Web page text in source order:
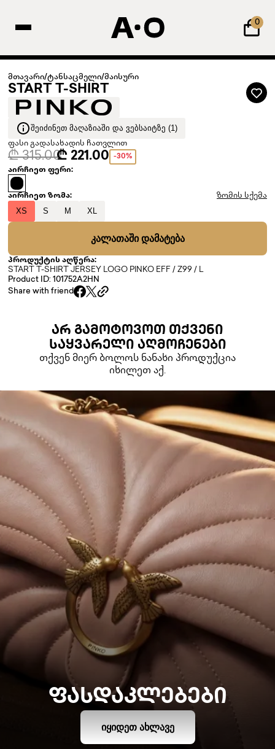
0
მთავარი/ტანსაცმელი/მაისური
START T-SHIRT
ᲨᲔᲘᲫᲘᲜᲔᲗ ᲛᲐᲦᲐᲖᲘᲐᲨᲘ ᲓᲐ ᲕᲔᲑᲡᲐᲘᲢᲖᲔ (1)
ფასი გადასახადის ჩათვლით
₾ 315.00₾ 221.00 -30%
აირჩიეთ ფერი:
აირჩიეთ ზომა: ზომის სქემა
XS S M XL
ᲙᲐᲚᲐᲗᲐᲨᲘ ᲓᲐᲛᲐᲢᲔᲑᲐ
პროდუქტის აღწერა:
START T-SHIRT JERSEY LOGO PINKO EFF / Z99 / L
Product ID: 101752A2HN
Share with friend
ᲐᲠ ᲒᲐᲛᲝᲢᲝᲕᲝᲗ ᲗᲥᲕᲔᲜᲘ
ᲡᲐᲧᲕᲐᲠᲔᲚᲘ ᲐᲦᲛᲝᲩᲔᲜᲔᲑᲘ
თქვენ მიერ ბოლოს ნანახი პროდუქცია
იხილეთ აქ.
ᲤᲐᲡᲓᲐᲙᲚᲔᲑᲔᲑᲘ
ᲘᲧᲘᲓᲔᲗ ᲐᲮᲚᲐᲕᲔ